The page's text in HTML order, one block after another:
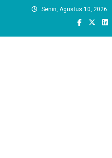
Senin, Agustus 10, 2026